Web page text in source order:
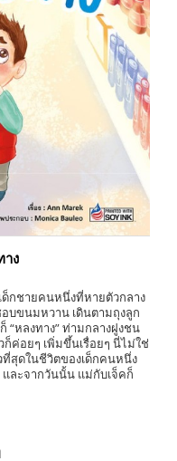
ง
ด็กชายคนหนึ่งที่หายตัวกลาง
อบขนมหวาน เดินตามถุงลูก
“หลงทาง” ท่ามกลางฝูงชน
ค่อยๆ เพิ่มขึ้นเรื่อยๆ นี่ไม่ใช่
สุดในชีวิตของเด็กคนหนึ่ง
และจากวันนั้น แม่กับเจ็คก็